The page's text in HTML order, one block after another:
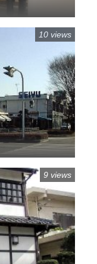
10 views
9 views